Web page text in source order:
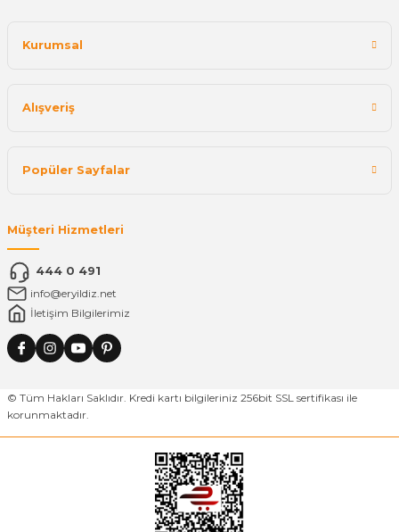
Kurumsal
Alışveriş
Popüler Sayfalar
Müşteri Hizmetleri
444 0 491
info@eryildiz.net
İletişim Bilgilerimiz
© Tüm Hakları Saklıdır. Kredi kartı bilgileriniz 256bit SSL sertifikası ile
korunmaktadır.